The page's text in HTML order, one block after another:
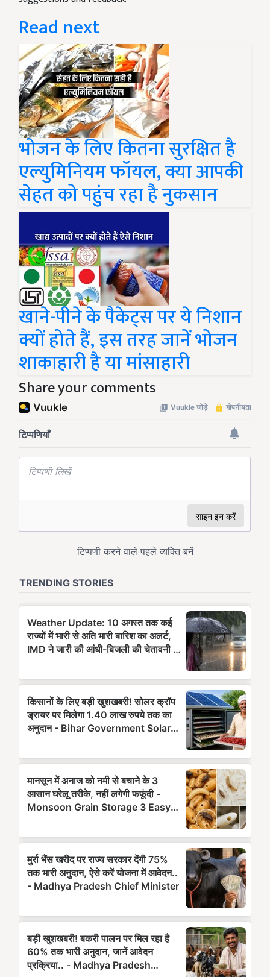
Read next
भोजन के लिए कितना सुरक्षित है
एल्युमिनियम फॉयल, क्या आपकी
सेहत को पहुंच रहा है नुकसान
खाने-पीने के पैकेट्स पर ये निशान
क्यों होते हैं, इस तरह जानें भोजन
शाकाहारी है या मांसाहारी
Share your comments